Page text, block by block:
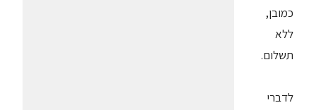
כמובן,
ללא
תשלום.
לדברי